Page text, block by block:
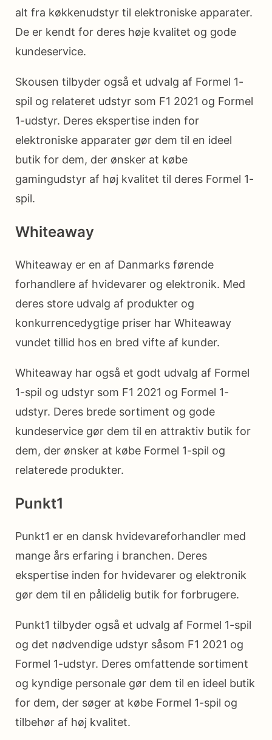
alt fra køkkenudstyr til elektroniske apparater.
De er kendt for deres høje kvalitet og gode
kundeservice.
Skousen tilbyder også et udvalg af Formel 1-
spil og relateret udstyr som F1 2021 og Formel
1-udstyr. Deres ekspertise inden for
elektroniske apparater gør dem til en ideel
butik for dem, der ønsker at købe
gamingudstyr af høj kvalitet til deres Formel 1-
spil.
Whiteaway
Whiteaway er en af ​​Danmarks førende
forhandlere af hvidevarer og elektronik. Med
deres store udvalg af produkter og
konkurrencedygtige priser har Whiteaway
vundet tillid hos en bred vifte af kunder.
Whiteaway har også et godt udvalg af Formel
1-spil og udstyr som F1 2021 og Formel 1-
udstyr. Deres brede sortiment og gode
kundeservice gør dem til en attraktiv butik for
dem, der ønsker at købe Formel 1-spil og
relaterede produkter.
Punkt1
Punkt1 er en dansk hvidevareforhandler med
mange års erfaring i branchen. Deres
ekspertise inden for hvidevarer og elektronik
gør dem til en pålidelig butik for forbrugere.
Punkt1 tilbyder også et udvalg af Formel 1-spil
og det nødvendige udstyr såsom F1 2021 og
Formel 1-udstyr. Deres omfattende sortiment
og kyndige personale gør dem til en ideel butik
for dem, der søger at købe Formel 1-spil og
tilbehør af høj kvalitet.